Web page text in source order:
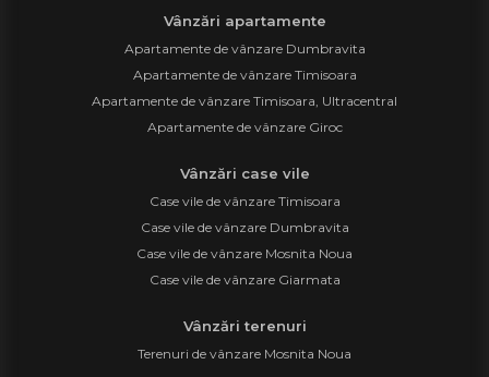
Vânzări apartamente
Apartamente de vânzare Dumbravita
Apartamente de vânzare Timisoara
Apartamente de vânzare Timisoara, Ultracentral
Apartamente de vânzare Giroc
Vânzări case vile
Case vile de vânzare Timisoara
Case vile de vânzare Dumbravita
Case vile de vânzare Mosnita Noua
Case vile de vânzare Giarmata
Vânzări terenuri
Terenuri de vânzare Mosnita Noua